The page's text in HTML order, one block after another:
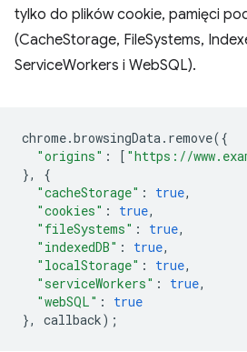
tylko do plików cookie, pamięci
(CacheStorage, FileSystems,
ServiceWorkers i WebSQL).
chrome.browsingData. remove({
"origins" : [ "https://
},
{
"cacheStorage" : true,
"cookies" : true,
"fileSystems" : true,
"indexedDB" : true,
"localStorage" : true,
"serviceWorkers" : true,
"webSQL" :
true
},
callback);